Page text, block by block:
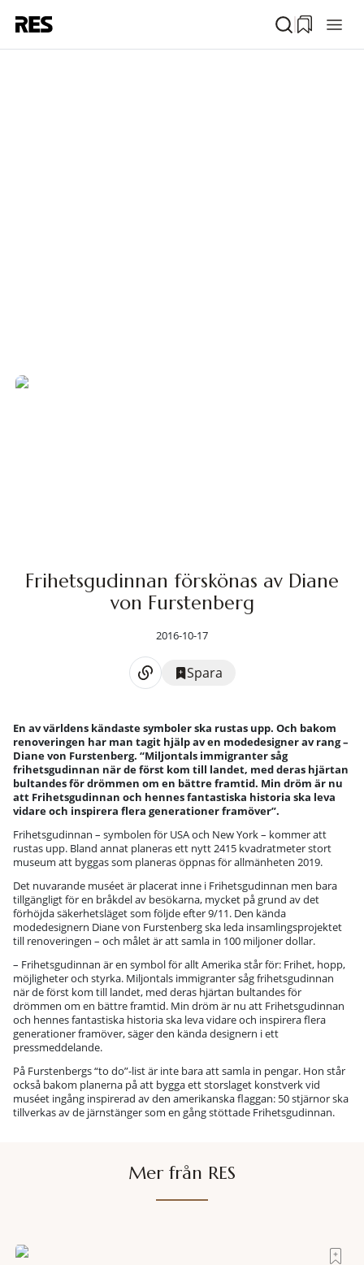
Frihetsgudinnan förskönas av Diane
von Furstenberg
2016-10-17
Spara
En av världens kändaste symboler ska rustas upp. Och bakom
renoveringen har man tagit hjälp av en modedesigner av rang –
Diane von Furstenberg. “Miljontals immigranter såg
frihetsgudinnan när de först kom till landet, med deras hjärtan
bultandes för drömmen om en bättre framtid. Min dröm är nu
att Frihetsgudinnan och hennes fantastiska historia ska leva
vidare och inspirera flera generationer framöver”.
Frihetsgudinnan – symbolen för USA och New York – kommer att
rustas upp. Bland annat planeras ett nytt 2415 kvadratmeter stort
museum att byggas som planeras öppnas för allmänheten 2019.
Det nuvarande muséetär placerat inne i Frihetsgudinnan men bara
tillgängligt för en bråkdel av besökarna, mycket på grund av det
förhöjda säkerhetsläget som följde efter 9/11. Den kända
modedesignern Diane von Furstenberg ska leda insamlingsprojektet
till renoveringen – och målet är att samla in 100 miljoner dollar.
– Frihetsgudinnan är en symbol för allt Amerika står för: Frihet, hopp,
möjligheter och styrka. Miljontals immigranter såg frihetsgudinnan
när de först kom till landet, med deras hjärtan bultandes för
drömmen om en bättre framtid. Min dröm är nu att Frihetsgudinnan
och hennes fantastiska historia ska leva vidare och inspirera flera
generationer framöver, säger den kända designern i ett
pressmeddelande.
På Furstenbergs “to do”-list är inte bara att samla in pengar. Hon står
också bakom planerna på att bygga ett storslaget konstverk vid
muséet ingång inspirerad av den amerikanska flaggan: 50 stjärnor ska
tillverkas av de järnstänger som en gång stöttade Frihetsgudinnan.
Mer från RES